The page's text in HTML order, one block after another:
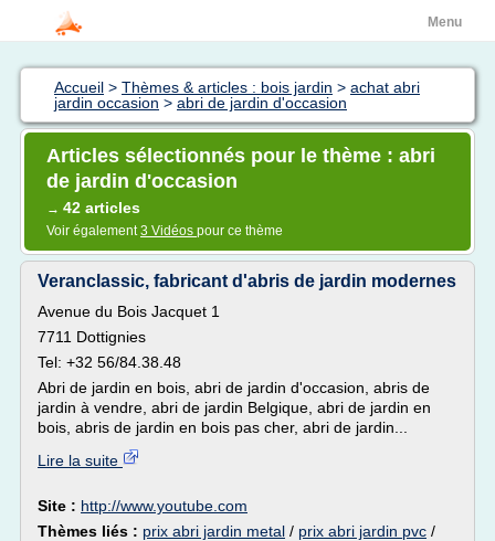
Menu
Accueil > Thèmes & articles : bois jardin > achat abri
jardin occasion > abri de jardin d'occasion
Articles sélectionnés pour le thème : abri
de jardin d'occasion
→ 42 articles
Voir également3 Vidéos pour ce thème
Veranclassic, fabricant d'abris de jardin modernes
Avenue du Bois Jacquet 1
7711 Dottignies
Tel: +32 56/84.38.48
Abri de jardin en bois, abri de jardin d'occasion, abris de
jardin à vendre, abri de jardin Belgique, abri de jardin en
bois, abris de jardin en bois pas cher, abri de jardin...
Lire la suite
Site : http://www.youtube.com
Thèmes liés : prix abri jardin metal / prix abri jardin pvc /